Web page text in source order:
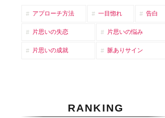
アプローチ方法 一目惚れ 告白
片思いの失恋 片思いの悩み
片思いの成就 脈ありサイン
RANKING